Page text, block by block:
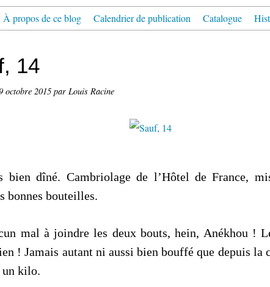
À propos de ce blog Calendrier de publication Catalogue
14
octobre 2015 par Louis Racine
bien dîné. Cambriolage de l’Hôtel de France,
bonnes bouteilles.
mal à joindre les deux bouts, hein, Anékhou !
! Jamais autant ni aussi bien bouffé que depuis la
un kilo.